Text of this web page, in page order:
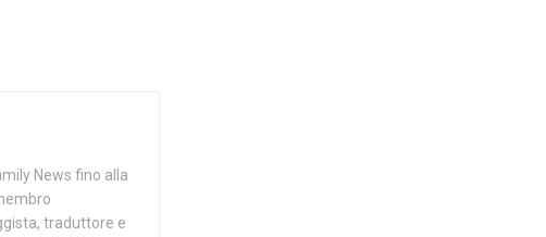
News fino alla
traduttore e